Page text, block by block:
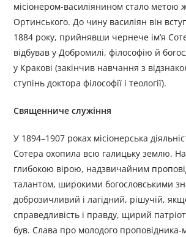
місіонером-василіянином стало метою
Ортинського. До чину василіян він
1884 року, прийнявши чернече ім’я
відбував у Добромилі, філософію й
у Кракові (закінчив навчання з
ступінь доктора філософії і теології).
Священниче служіння
У 1894–1907 роках місіонерська
Сотера охопила всю галицьку землю.
глибокою вірою, надзвичайним
талантом, широкими богословськими
доброзичливий і лагідний, рішучій,
справедливість і правду, щирий
був. Слава про молодого проповідника-